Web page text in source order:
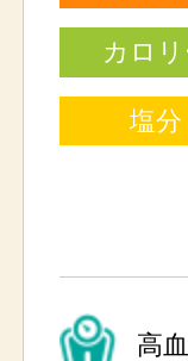
カロリ
塩分
高